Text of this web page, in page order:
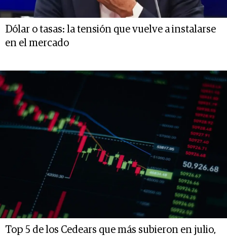
Dólar o tasas: la tensión que vuelve a instalarse
en el mercado
Top 5 de los Cedears que más subieron en julio,